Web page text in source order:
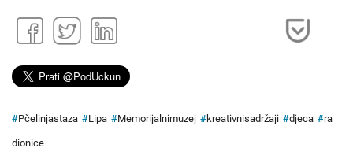
#Pčelinjastaza #Lipa #Memorijalnimuzej #kreativnisadržaji #djeca #ra
dionice